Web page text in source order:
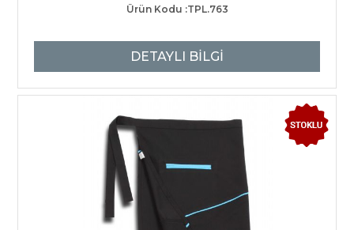
Ürün Kodu :TPL.763
DETAYLI BİLGİ